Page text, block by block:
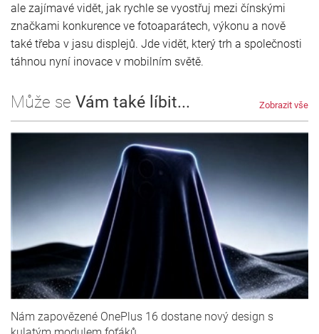
ale zajímavé vidět, jak rychle se vyostřuj mezi čínskými
značkami konkurence ve fotoaparátech, výkonu a nově
také třeba v jasu displejů. Jde vidět, který trh a společnosti
táhnou nyní inovace v mobilním světě.
Může se Vám také líbit... Zobrazit vše
Nám zapovězené OnePlus 16 dostane nový design s